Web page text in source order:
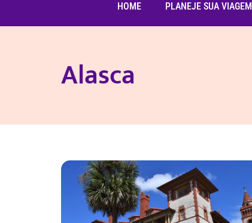
HOME PLANEJE SUA VIAGEM
Alasca